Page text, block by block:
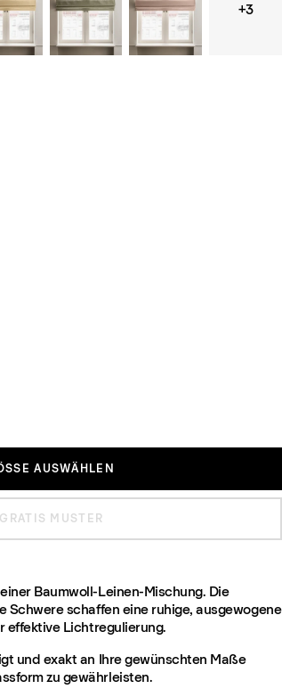
+3
AUSWÄHLEN
MUSTER
Baumwoll-Leinen-Mischung. Die
Schwere schaffen eine ruhige, ausgewogene
effektive Lichtregulierung.
und exakt an Ihre gewünschten Maße
zu gewährleisten.